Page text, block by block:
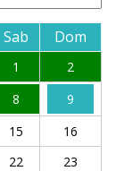
Sab Dom
1
2
8
9
15
16
22
23